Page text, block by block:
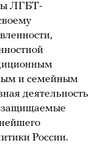
ЛГБТ-
и семейным
деятельность
защищаемые
России.